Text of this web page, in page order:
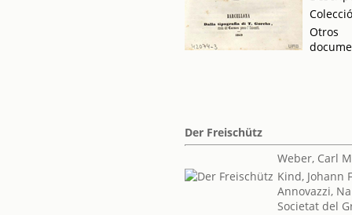
Otros
Der Freischütz
Weber, Carl
Kind, Johann
Annovazzi,
Societat del